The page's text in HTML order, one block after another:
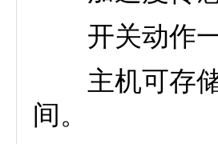
开关动作一
主机可存储
间。